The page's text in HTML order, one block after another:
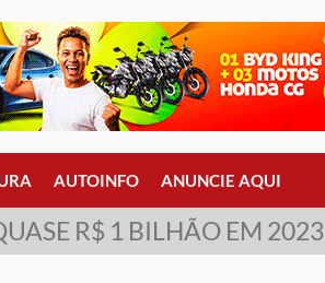
AUTOINFO ANUNCIE AQUI
R$ 1 BILHÃO EM 2023